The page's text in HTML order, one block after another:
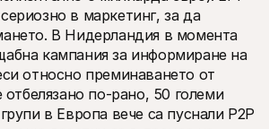
в маркетинг, за да
В Нидерландия в момента
кампания за информиране на
относно преминаването от
отбелязано по-рано, 50 големи
в Европа вече са пуснали P2P